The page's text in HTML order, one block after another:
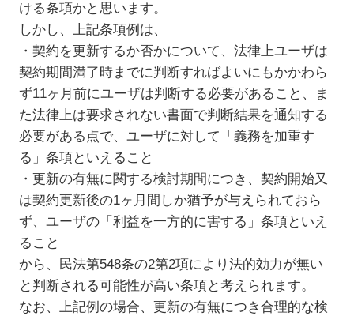
ける条項かと思います。
しかし、上記条項例は、
・契約を更新するか否かについて、法律上ユーザは
契約期間満了時までに判断すればよいにもかかわら
ず11ヶ月前にユーザは判断する必要があること、ま
た法律上は要求されない書面で判断結果を通知する
必要がある点で、ユーザに対して「義務を加重す
る」条項といえること
・更新の有無に関する検討期間につき、契約開始又
は契約更新後の1ヶ月間しか猶予が与えられておら
ず、ユーザの「利益を一方的に害する」条項といえ
ること
から、民法第548条の2第2項により法的効力が無い
と判断される可能性が高い条項と考えられます。
なお、上記例の場合、更新の有無につき合理的な検